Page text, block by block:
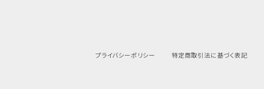
プライバシーポリシー 特定商取引法に基づく表記